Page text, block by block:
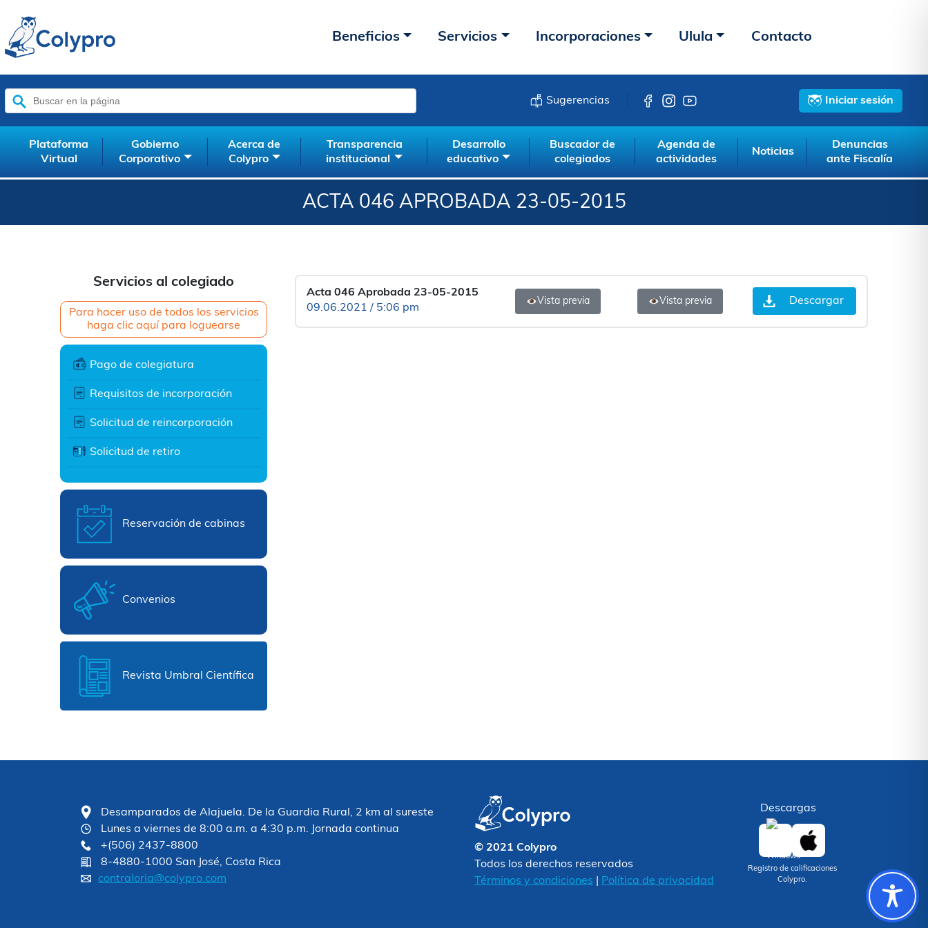
Beneficios Servicios Incorporaciones Ulula Contacto
Buscar:
Sugerencias Iniciar sesión
Plataforma
Virtual
Gobierno
Corporativo
Acerca de
Colypro
Transparencia
institucional
Desarrollo
educativo
Buscador de
colegiados
Agenda de
actividades
Noticias
Denuncias
ante Fiscalía
ACTA 046 APROBADA 23-05-2015
Servicios al colegiado
Para hacer uso de todos los servicios
haga clic aquí para loguearse
Pago de colegiatura
Requisitos de incorporación
Solicitud de reincorporación
Solicitud de retiro
Reservación de cabinas
Convenios
Revista Umbral Científica
Acta 046 Aprobada 23-05-2015
09.06.2021 / 5:06 pm
Vista previa Vista previa Descargar
Desamparados de Alajuela. De la Guardia Rural, 2 km al sureste
Lunes a viernes de 8:00 a.m. a 4:30 p.m. Jornada continua
+(506) 2437-8800
8-4880-1000 San José, Costa Rica
contraloria@colypro.com
© 2021 Colypro
Todos los derechos reservados
Términos y condiciones
Política de privacidad
Descargas
Registro de calificaciones
Colypro.